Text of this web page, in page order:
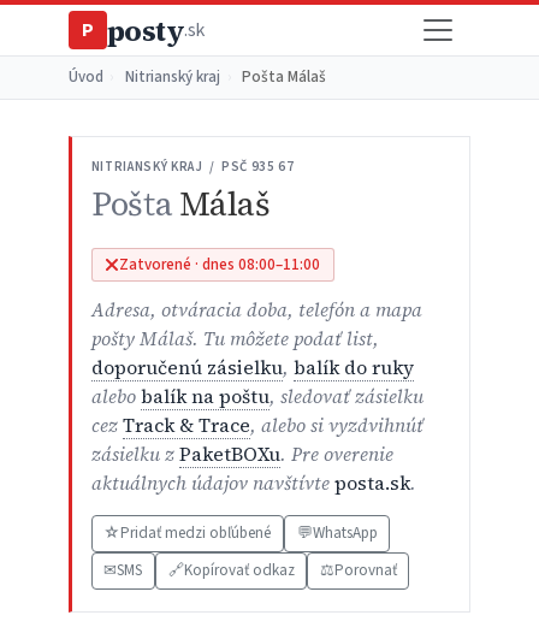
P posty.sk
Úvod Nitrianský kraj Pošta Málaš
NITRIANSKÝ KRAJ / PSČ 935 67
PoštaMálaš
Zatvorené · dnes 08:00–11:00
Adresa, otváracia doba, telefón a mapa
pošty Málaš. Tu môžete podať list,
doporučenú zásielku, balík do ruky
alebobalík na poštu, sledovať zásielku
cezTrack & Trace, alebo si vyzdvihnúť
zásielku zPaketBOXu. Pre overenie
aktuálnych údajov navštívteposta.sk.
☆Pridať medzi obľúbené 💬WhatsApp
✉SMS 🔗Kopírovať odkaz ⚖️Porovnať